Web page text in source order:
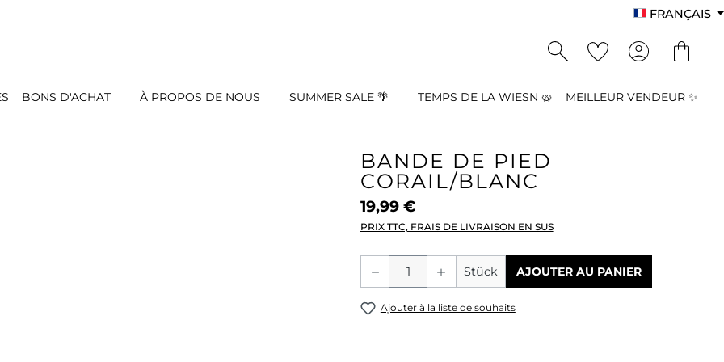
FRANÇAIS
BONS D'ACHAT À PROPOS DE NOUS SUMMER SALE 🌴 TEMPS DE LA WIESN 🥨 MEILLEUR VENDEUR ✨
BANDE DE PIED
CORAIL/BLANC
19,99 €
PRIX TTC, FRAIS DE LIVRAISON EN SUS
Quantité de produit : Entrez la
Stück AJOUTER AU PANIER
Ajouter à la liste de souhaits